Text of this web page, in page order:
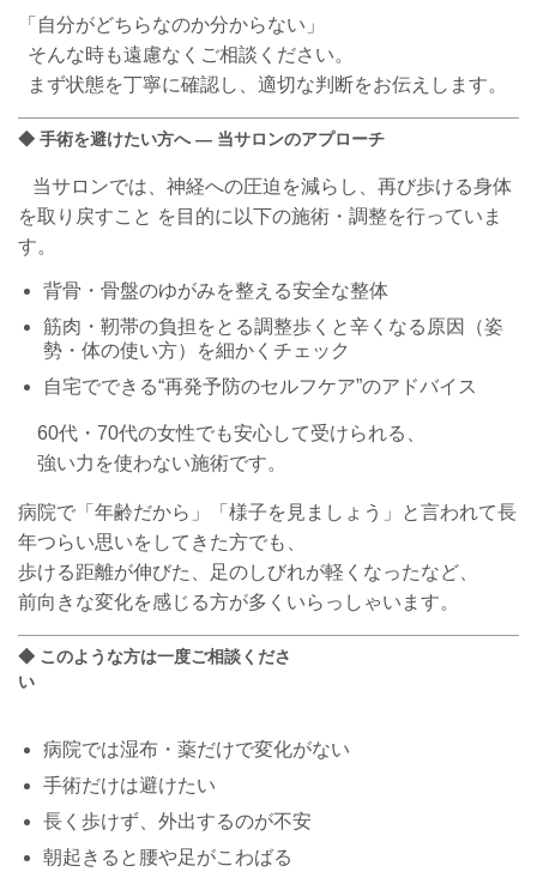
「自分がどちらなのか分からない」
そんな時も遠慮なくご相談ください。
まず状態を丁寧に確認し、適切な判断をお伝えします。
◆ 手術を避けたい方へ ― 当サロンのアプローチ
当サロンでは、神経への圧迫を減らし、再び歩ける身体
を取り戻すこと を目的に以下の施術・調整を行っていま
す。
背骨・骨盤のゆがみを整える安全な整体
筋肉・靭帯の負担をとる調整歩くと辛くなる原因（姿
勢・体の使い方）を細かくチェック
自宅でできる“再発予防のセルフケア”のアドバイス
60代・70代の女性でも安心して受けられる、
強い力を使わない施術です。
病院で「年齢だから」「様子を見ましょう」と言われて長
年つらい思いをしてきた方でも、
歩ける距離が伸びた、足のしびれが軽くなったなど、
前向きな変化を感じる方が多くいらっしゃいます。
◆ このような方は一度ご相談くださ
い
病院では湿布・薬だけで変化がない
手術だけは避けたい
長く歩けず、外出するのが不安
朝起きると腰や足がこわばる